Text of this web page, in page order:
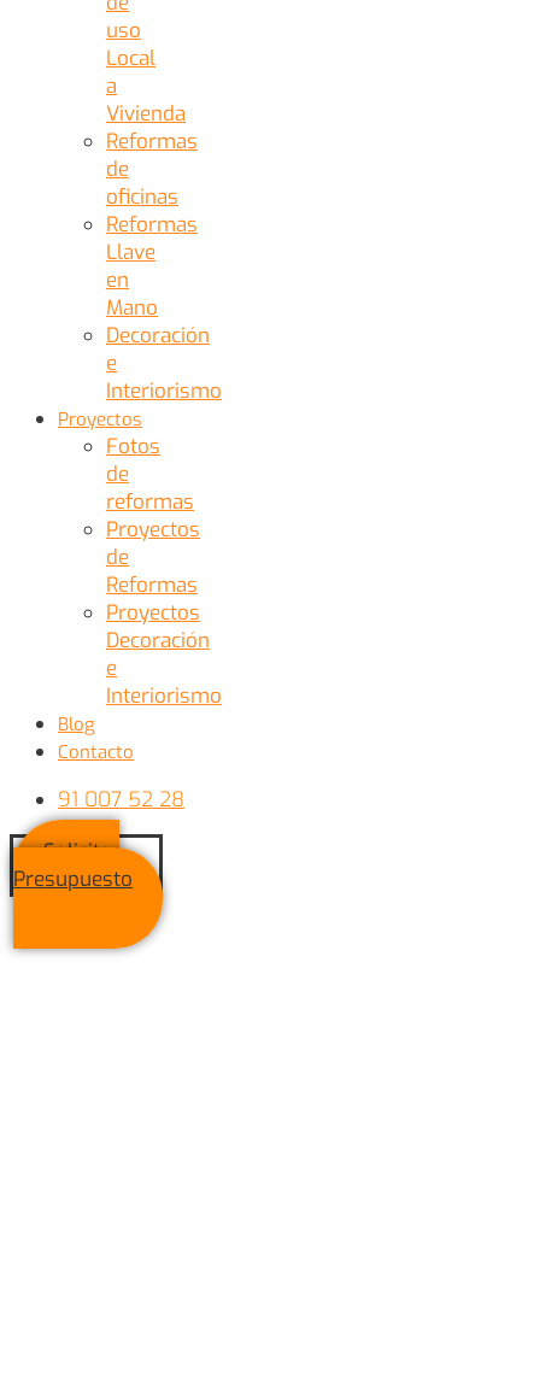
uso
Local
a
Vivienda
Reformas
de
oficinas
Reformas
Llave
en
Mano
Decoración
e
Interiorismo
Proyectos
Fotos
de
reformas
Proyectos
de
Reformas
Proyectos
Decoración
e
Interiorismo
Blog
Contacto
91 007 52 28
Solicitar
Presupuesto